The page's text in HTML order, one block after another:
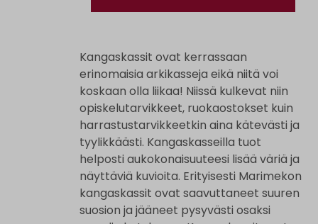
Kangaskassit ovat kerrassaan
erinomaisia arkikasseja eikä niitä voi
koskaan olla liikaa! Niissä kulkevat niin
opiskelutarvikkeet, ruokaostokset kuin
harrastustarvikkeetkin aina kätevästi ja
tyylikkäästi. Kangaskasseilla tuot
helposti aukokonaisuuteesi lisää väriä ja
näyttäviä kuvioita. Erityisesti Marimekon
kangaskassit ovat saavuttaneet suuren
suosion ja jääneet pysyvästi osaksi